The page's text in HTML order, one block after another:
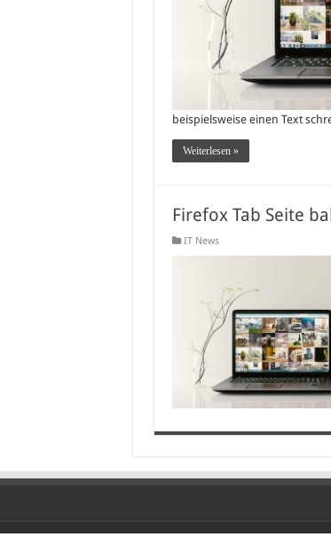
beispielsweise einen Text
Weiterlesen »
Firefox Tab Seite
IT News